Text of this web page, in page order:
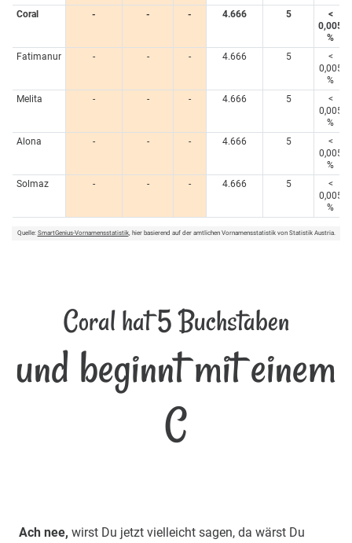
Coral
- - - 4.666 5
<
0,005
%
Fatimanur
- - - 4.666 5
<
0,005
%
Melita
- - - 4.666 5
<
0,005
%
Alona
- - - 4.666 5
<
0,005
%
Solmaz
- - - 4.666 5
<
0,005
%
Quelle: SmartGenius-Vornamensstatistik, hier basierend auf der amtlichen Vornamensstatistik von Statistik Austria.
Coral hat 5 Buchstaben
und beginnt mit einem
C
Ach nee, wirst Du jetzt vielleicht sagen, da wärst Du